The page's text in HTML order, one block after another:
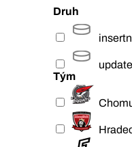
Druh
update
Tým